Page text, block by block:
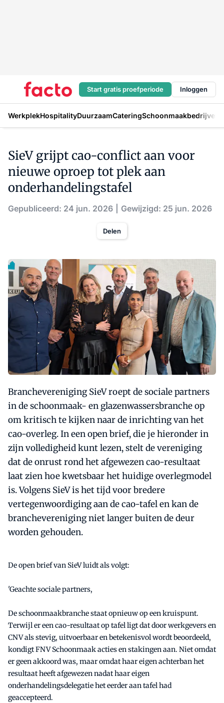
Start gratis proefperiode Inloggen
WerkplekHospitalityDuurzaamCateringSchoonmaakbedrijven
SieV grijpt cao-conflict aan voor
nieuwe oproep tot plek aan
onderhandelingstafel
Gepubliceerd: 24 jun. 2026 Gewijzigd: 25 jun. 2026
Delen
Branchevereniging SieV roept de sociale partners
in de schoonmaak- en glazenwassersbranche op
om kritisch te kijken naar de inrichting van het
cao-overleg. In een open brief, die je hieronder in
zijn volledigheid kunt lezen, stelt de vereniging
dat de onrust rond het afgewezen cao-resultaat
laat zien hoe kwetsbaar het huidige overlegmodel
is. Volgens SieV is het tijd voor bredere
vertegenwoordiging aan de cao-tafel en kan de
branchevereniging niet langer buiten de deur
worden gehouden.
De open brief van SieV luidt als volgt:
'Geachte sociale partners,
De schoonmaakbranche staat opnieuw op een kruispunt.
Terwijl er een cao-resultaat op tafel ligt dat door werkgevers en
CNV als stevig, uitvoerbaar en betekenisvol wordt beoordeeld,
kondigt FNV Schoonmaak acties en stakingen aan. Niet omdat
er geen akkoord was, maar omdat haar eigen achterban het
resultaat heeft afgewezen nadat haar eigen
onderhandelingsdelegatie het eerder aan tafel had
geaccepteerd.